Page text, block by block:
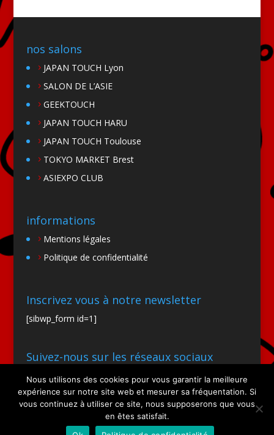
nos salons
JAPAN TOUCH Lyon
SALON DE L’ASIE
GEEKTOUCH
JAPAN TOUCH HARU
JAPAN TOUCH Toulouse
TOKYO MARKET Brest
ASIEXPO CLUB
informations
Mentions légales
Politique de confidentialité
Inscrivez vous à notre newsletter
[sibwp_form id=1]
Suivez-nous sur les réseaux sociaux
Nous utilisons des cookies pour vous garantir la meilleure
expérience sur notre site web et mesurer sa fréquentation. Si
vous continuez à utiliser ce site, nous supposerons que vous
en êtes satisfait.